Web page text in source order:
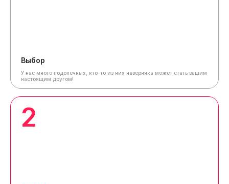
Выбор
У нас много подопечных, кто-то из них наверняка может стать вашим
настоящим другом!
2